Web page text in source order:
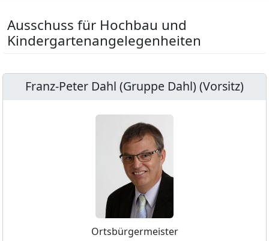
Ausschuss für Hochbau und
Kindergartenangelegenheiten
Franz-Peter Dahl (Gruppe Dahl) (Vorsitz)
Ortsbürgermeister